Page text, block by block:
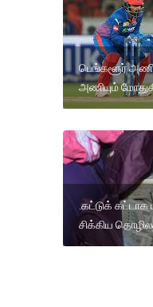
பெங்களூர்
அணியும்
.கட்டுக் கட்டாக
சிக்கிய